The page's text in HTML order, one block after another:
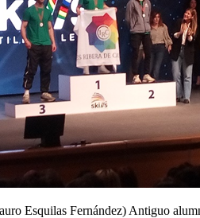
Esquilas Fernández) Antiguo